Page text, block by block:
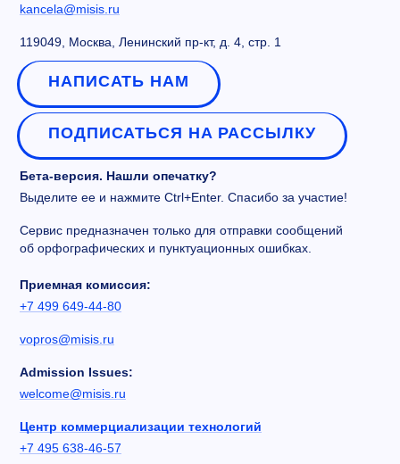
kancela@misis.ru
119049, Москва, Ленинский пр-кт, д. 4, стр. 1
НАПИСАТЬ НАМ
ПОДПИСАТЬСЯ НА РАССЫЛКУ
Бета-версия. Нашли опечатку?
Выделите ее и нажмите Ctrl+Enter. Спасибо за участие!
Сервис предназначен только для отправки сообщений
об орфографических и пунктуационных ошибках.
Приемная комиссия:
+7 499 649-44-80
vopros@misis.ru
Admission Issues:
welcome@misis.ru
Центр коммерциализации технологий
+7 495 638-46-57